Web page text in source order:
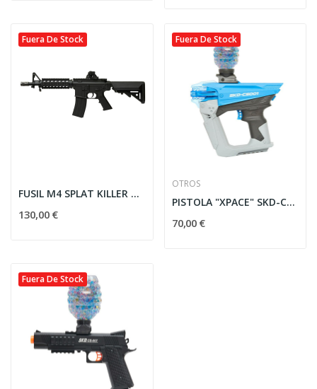
Fuera De Stock
FUSIL M4 SPLAT KILLER NEGRA
130,00 €
Fuera De Stock
OTROS
PISTOLA "XPACE" SKD-CS001 PARA GEL BALL - AZUL
70,00 €
Fuera De Stock